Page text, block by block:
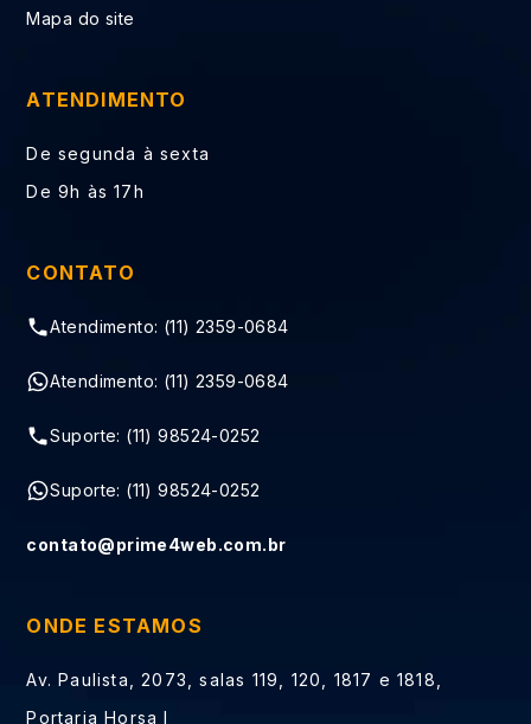
Mapa do site
ATENDIMENTO
De segunda à sexta
De 9h às 17h
CONTATO
Atendimento: (11) 2359-0684
Atendimento: (11) 2359-0684
Suporte: (11) 98524-0252
Suporte: (11) 98524-0252
contato@prime4web.com.br
ONDE ESTAMOS
Av. Paulista, 2073, salas 119, 120, 1817 e 1818,
Portaria Horsa I